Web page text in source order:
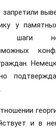
у
шаги
и в